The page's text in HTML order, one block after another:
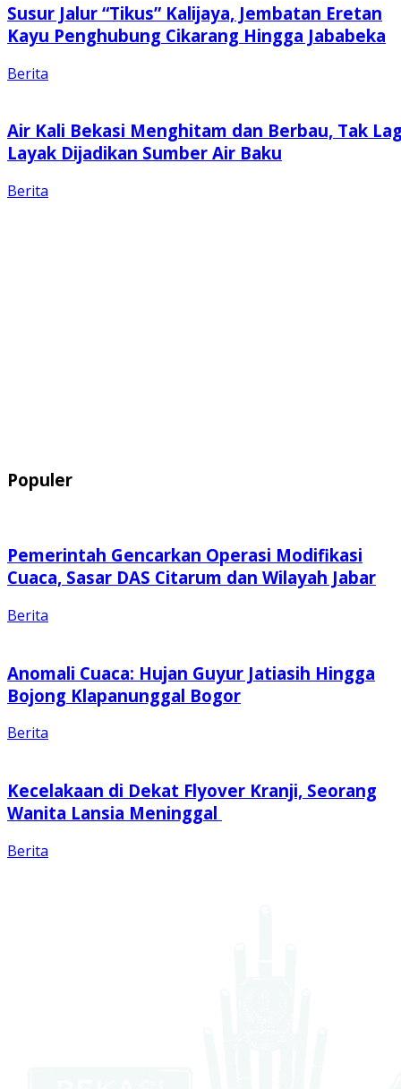
Susur Jalur “Tikus” Kalijaya, Jembatan Eretan
Kayu Penghubung Cikarang Hingga Jababeka
Berita
Air Kali Bekasi Menghitam dan Berbau, Tak
Layak Dijadikan Sumber Air Baku
Berita
Populer
Pemerintah Gencarkan Operasi Modifikasi
Cuaca, Sasar DAS Citarum dan Wilayah Jabar
Berita
Anomali Cuaca: Hujan Guyur Jatiasih Hingga
Bojong Klapanunggal Bogor
Berita
Kecelakaan di Dekat Flyover Kranji, Seorang
Wanita Lansia Meninggal
Berita